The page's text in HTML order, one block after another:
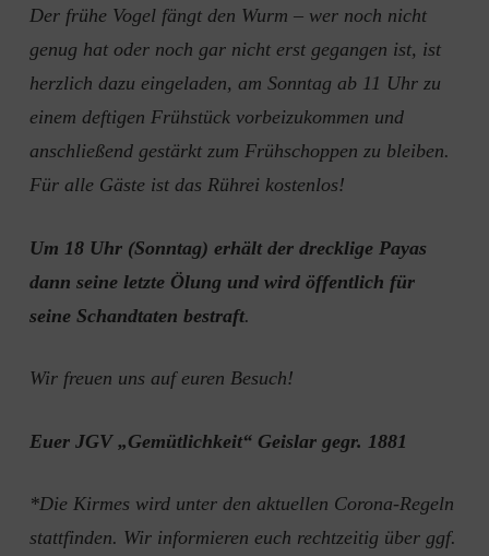
Der frühe Vogel fängt den Wurm – wer noch nicht
genug hat oder noch gar nicht erst gegangen ist, ist
herzlich dazu eingeladen, am Sonntag ab 11 Uhr zu
einem deftigen Frühstück vorbeizukommen und
anschließend gestärkt zum Frühschoppen zu bleiben.
Für alle Gäste ist das Rührei kostenlos!
Um 18 Uhr (Sonntag) erhält der drecklige Payas
dann seine letzte Ölung und wird öffentlich für
seine Schandtaten bestraft.
Wir freuen uns auf euren Besuch!
Euer JGV „Gemütlichkeit“ Geislar gegr. 1881
*Die Kirmes wird unter den aktuellen Corona-Regeln
stattfinden. Wir informieren euch rechtzeitig über ggf.